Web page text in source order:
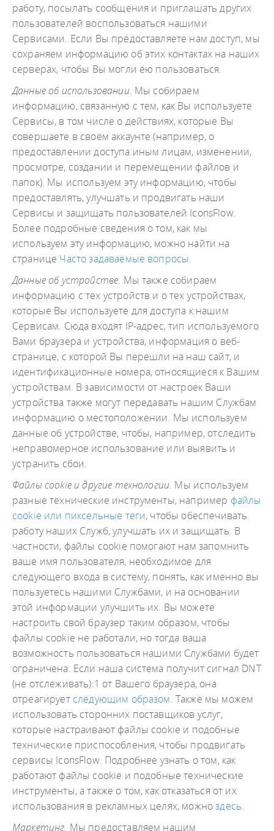
работу, посылать сообщения и приглашать других
пользователей воспользоваться нашими
Сервисами. Если Вы предоставляете нам доступ, мы
сохраняем информацию об этих контактах на наших
серверах, чтобы Вы могли ею пользоваться.
Данные об использовании. Мы собираем
информацию, связанную с тем, как Вы используете
Сервисы, в том числе о действиях, которые Вы
совершаете в своем аккаунте (например, о
предоставлении доступа иным лицам, изменении,
просмотре, создании и перемещении файлов и
папок). Мы используем эту информацию, чтобы
предоставлять, улучшать и продвигать наши
Сервисы и защищать пользователей IconsFlow.
Более подробные сведения о том, как мы
используем эту информацию, можно найти на
странице Часто задаваемые вопросы.
Данные об устройстве. Мы также собираем
информацию с тех устройств и о тех устройствах,
которые Вы используете для доступа к нашим
Сервисам. Сюда входят IP-адрес, тип используемого
Вами браузера и устройства, информация о веб-
странице, с которой Вы перешли на наш сайт, и
идентификационные номера, относящиеся к Вашим
устройствам. В зависимости от настроек Ваши
устройства также могут передавать нашим Службам
информацию о местоположении. Мы используем
данные об устройстве, чтобы, например, отследить
неправомерное использование или выявить и
устранить сбои.
Файлы cookie и другие технологии. Мы используем
разные технические инструменты, например файлы
cookie или пиксельные теги, чтобы обеспечивать
работу наших Служб, улучшать их и защищать. В
частности, файлы cookie помогают нам запомнить
ваше имя пользователя, необходимое для
следующего входа в систему, понять, как именно вы
пользуетесь нашими Службами, и на основании
этой информации улучшить их. Вы можете
настроить свой браузер таким образом, чтобы
файлы cookie не работали, но тогда ваша
возможность пользоваться нашими Службами будет
ограничена. Если наша система получит сигнал DNT
(не отслеживать):1 от Вашего браузера, она
отреагирует следующим образом. Также мы можем
использовать сторонних поставщиков услуг,
которые настраивают файлы cookie и подобные
технические приспособления, чтобы продвигать
сервисы IconsFlow. Подробнее узнать о том, как
работают файлы cookie и подобные технические
инструменты, а также о том, как отказаться от их
использования в рекламных целях, можноздесь.
Маркетинг. Мы предоставляем нашим